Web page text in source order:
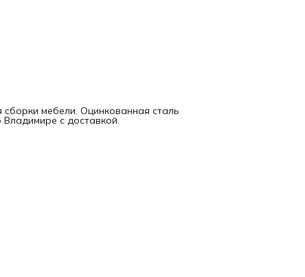
мебели. Оцинкованная сталь
с доставкой.